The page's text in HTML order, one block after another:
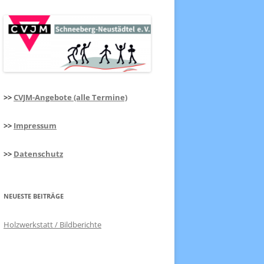
>>CVJM-Angebote (alle Termine)
>> Impressum
>> Datenschutz
NEUESTE BEITRÄGE
Holzwerkstatt / Bildberichte